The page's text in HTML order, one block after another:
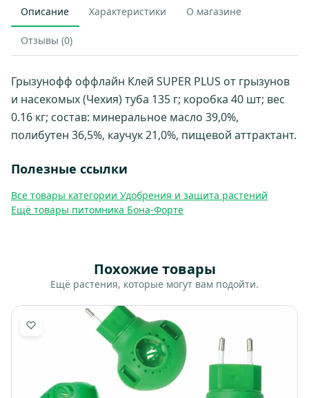
Описание Характеристики О магазине
Отзывы (0)
Грызунофф оффлайн Клей SUPER PLUS от грызунов
и насекомых (Чехия) туба 135 г; коробка 40 шт; вес
0.16 кг; состав: минеральное масло 39,0%,
полибутен 36,5%, каучук 21,0%, пищевой аттрактант.
Полезные ссылки
Все товары категории Удобрения и защита растений
Ещё товары питомника Бона-Форте
Похожие товары
Ещё растения, которые могут вам подойти.